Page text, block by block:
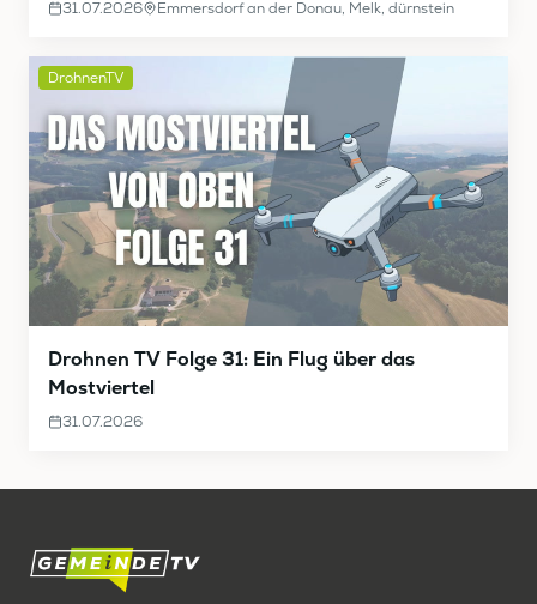
31.07.2026 Emmersdorf an der Donau, Melk, dürnstein
DrohnenTV
Drohnen TV Folge 31: Ein Flug über das
Mostviertel
31.07.2026